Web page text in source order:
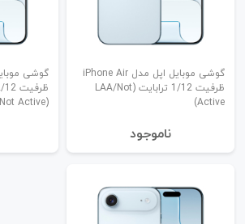
گوشی موبایل اپل مدل iPhone Air
ظرفیت 1/12 ترابایت (LAA/Not
Active)
نا‌موجود
(LAA/Not Active)